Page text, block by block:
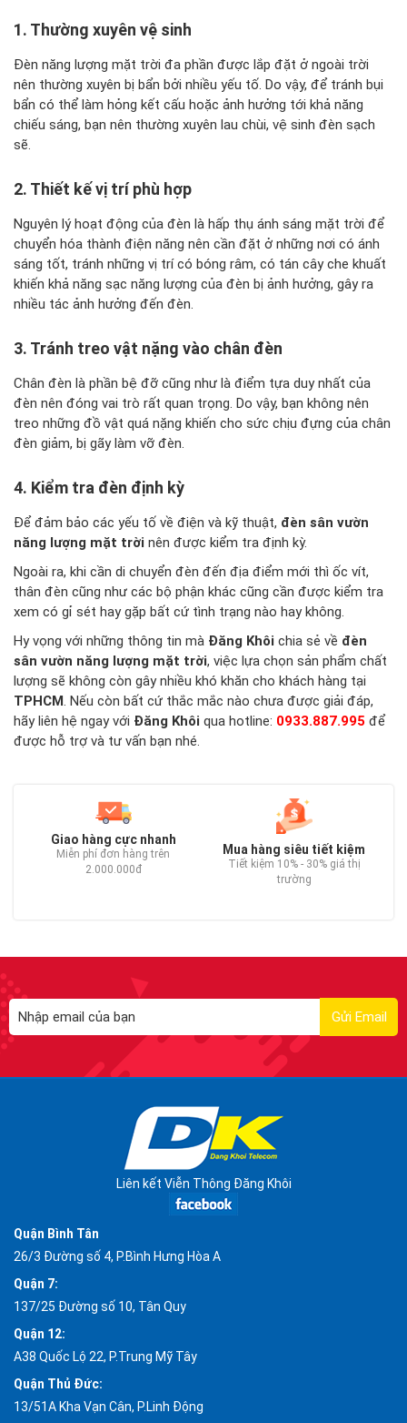
1. Thường xuyên vệ sinh
Đèn năng lượng mặt trời đa phần được lắp đặt ở ngoài trời
nên thường xuyên bị bẩn bởi nhiều yếu tố. Do vậy, để tránh bụi
bẩn có thể làm hỏng kết cấu hoặc ảnh hưởng tới khả năng
chiếu sáng, bạn nên thường xuyên lau chùi, vệ sinh đèn sạch
sẽ.
2. Thiết kế vị trí phù hợp
Nguyên lý hoạt động của đèn là hấp thụ ánh sáng mặt trời để
chuyển hóa thành điện năng nên cần đặt ở những nơi có ánh
sáng tốt, tránh những vị trí có bóng râm, có tán cây che khuất
khiến khả năng sạc năng lượng của đèn bị ảnh hưởng, gây ra
nhiều tác ảnh hưởng đến đèn.
3. Tránh treo vật nặng vào chân đèn
Chân đèn là phần bệ đỡ cũng như là điểm tựa duy nhất của
đèn nên đóng vai trò rất quan trọng. Do vậy, bạn không nên
treo những đồ vật quá nặng khiến cho sức chịu đựng của chân
đèn giảm, bị gãy làm vỡ đèn.
4. Kiểm tra đèn định kỳ
Để đảm bảo các yếu tố về điện và kỹ thuật, đèn sân vườn
năng lượng mặt trời nên được kiểm tra định kỳ.
Ngoài ra, khi cần di chuyển đèn đến địa điểm mới thì ốc vít,
thân đèn cũng như các bộ phận khác cũng cần được kiểm tra
xem có gỉ sét hay gặp bất cứ tình trạng nào hay không.
Hy vọng với những thông tin mà Đăng Khôi chia sẻ về đèn
sân vườn năng lượng mặt trời, việc lựa chọn sản phẩm chất
lượng sẽ không còn gây nhiều khó khăn cho khách hàng tại
TPHCM. Nếu còn bất cứ thắc mắc nào chưa được giải đáp,
hãy liên hệ ngay với Đăng Khôi qua hotline: 0933.887.995 để
được hỗ trợ và tư vấn bạn nhé.
Giao hàng cực nhanh
Miễn phí đơn hàng trên
2.000.000đ
Mua hàng siêu tiết kiệm
Tiết kiệm 10% - 30% giá thị
trường
Liên kết Viễn Thông Đăng Khôi
Quận Bình Tân
26/3 Đường số 4, P.Bình Hưng Hòa A
Quận 7:
137/25 Đường số 10, Tân Quy
Quận 12:
A38 Quốc Lộ 22, P.Trung Mỹ Tây
Quận Thủ Đức:
13/51A Kha Vạn Cân, P.Linh Động